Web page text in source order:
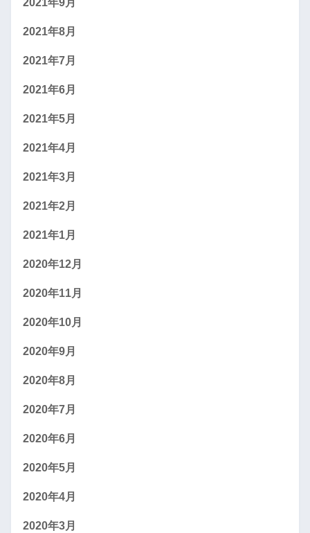
2021年9月
2021年8月
2021年7月
2021年6月
2021年5月
2021年4月
2021年3月
2021年2月
2021年1月
2020年12月
2020年11月
2020年10月
2020年9月
2020年8月
2020年7月
2020年6月
2020年5月
2020年4月
2020年3月